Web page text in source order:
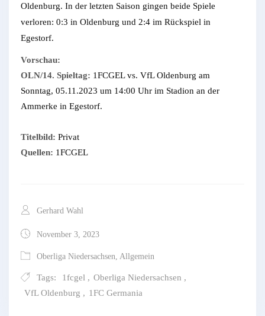
Oldenburg. In der letzten Saison gingen beide Spiele
verloren: 0:3 in Oldenburg und 2:4 im Rückspiel in
Egestorf.
Vorschau:
OLN/14. Spieltag: 1FCGEL vs. VfL Oldenburg am
Sonntag, 05.11.2023 um 14:00 Uhr im Stadion an der
Ammerke in Egestorf.
Titelbild: Privat
Quellen: 1FCGEL
Gerhard Wahl
November 3, 2023
Oberliga Niedersachsen Allgemein
Tags: 1fcgel , Oberliga Niedersachsen ,
VfL Oldenburg , 1FC Germania